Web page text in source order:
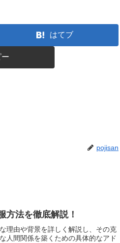
はてブ
ー
pojisan
方法を徹底解説！
理由や背景を詳しく解説し、その克
人間関係を築くための具体的なアド